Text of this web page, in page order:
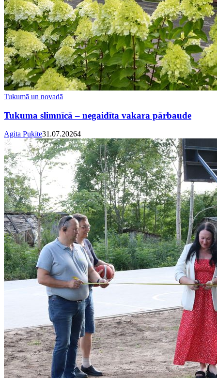
Tukumā un novadā
Tukuma slimnīcā – negaidīta vakara pārbaude
Agita Puķīte31.07.20264